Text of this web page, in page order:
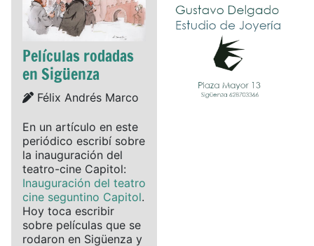
Películas rodadas
en Sigüenza
Details
Félix Andrés Marco
En un artículo en este
periódico escribí sobre
la inauguración del
teatro-cine Capitol:
Inauguración del teatro
cine seguntino Capitol.
Hoy toca escribir
sobre películas que se
rodaron en Sigüenza y